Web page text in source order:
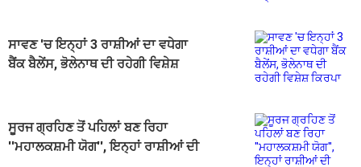
ਸਾਵਣ 'ਚ ਇਨ੍ਹਾਂ 3 ਰਾਸ਼ੀਆਂ ਦਾ ਵਧੇਗਾ
ਬੈਂਕ ਬੈਲੇਂਸ, ਭੋਲੇਨਾਥ ਦੀ ਰਹੇਗੀ ਵਿਸ਼ੇਸ਼
ਸੂਰਜ ਗ੍ਰਹਿਣ ਤੋਂ ਪਹਿਲਾਂ ਬਣ ਰਿਹਾ
''ਮਹਾਲਕਸ਼ਮੀ ਯੋਗ'', ਇਨ੍ਹਾਂ ਰਾਸ਼ੀਆਂ ਦੀ